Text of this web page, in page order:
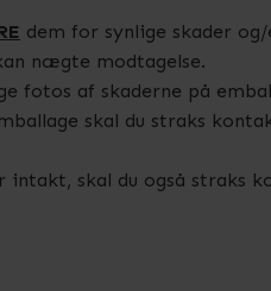
dem for synlige skader
nægte modtagelse.
fotos af skaderne på
skal du straks
skal du også straks